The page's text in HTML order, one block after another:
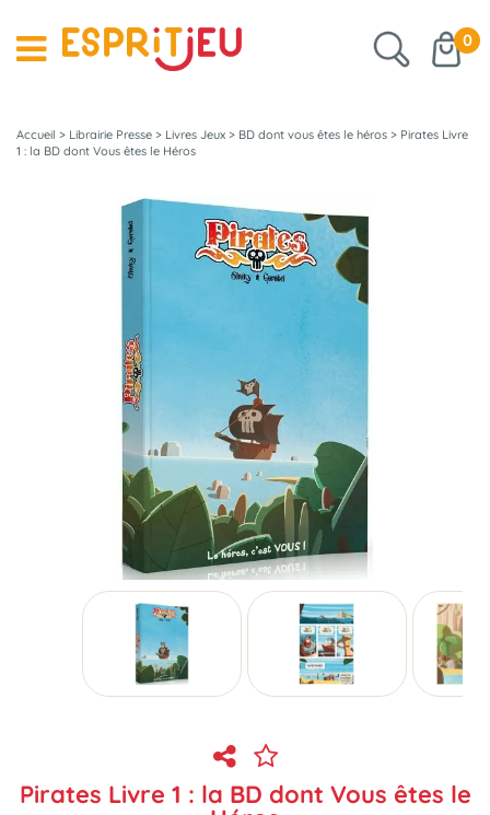
0
Accueil > Librairie Presse > Livres Jeux > BD dont vous êtes le héros > Pirates Livre
1 : la BD dont Vous êtes le Héros
Pirates Livre 1 : la BD dont Vous êtes le